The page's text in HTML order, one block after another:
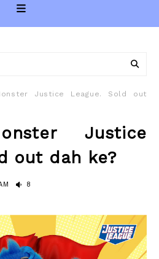
Justice League. Sold out
Justice
out dah ke?
8